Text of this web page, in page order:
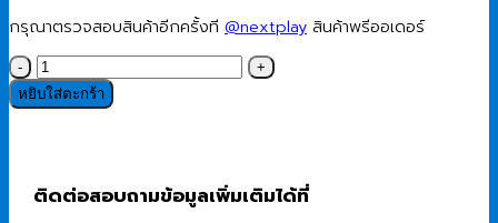
กรุณาตรวจสอบสินค้าอีกครั้งที @nextplay สินค้าพรีออเดอร์
จำนวน
Adapter
(ตัว
Dell
หยิบใส่ตะกร้า
ติดต่อสอบถามข้อมูลเพิ่มเติมได้ที่